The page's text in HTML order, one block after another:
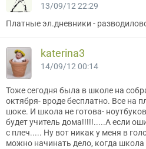
13/09/12 22:29
Платные эл.дневники -
katerina3
14/09/12 00:14
Тоже сегодня была в школе на
октября- вроде бесплатно. Все на
шоке. И школа не готова-
будет учитель дома!!!!!.....А если
с плеч..... Ну вот никак у меня в
можно начинать дело, когда